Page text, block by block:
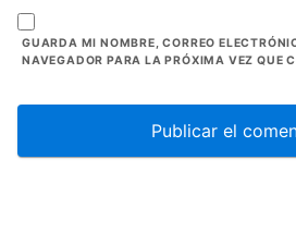
GUARDA MI NOMBRE, CORREO
NAVEGADOR PARA LA PRÓXIMA VEZ QUE